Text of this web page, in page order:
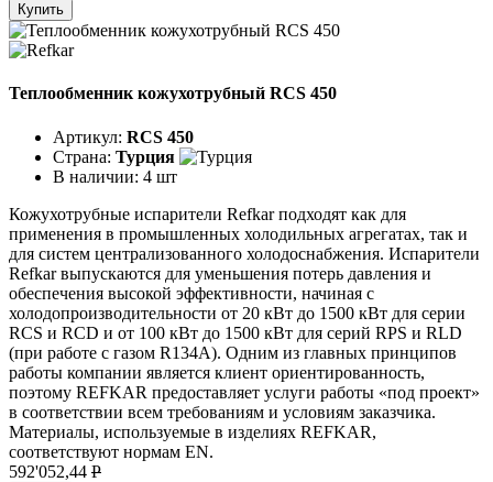
Купить
Теплообменник кожухотрубный RCS 450
Артикул: RCS 450
Страна: Турция
В наличии: 4 шт
Кожухотрубные испарители Refkar подходят как для
применения в промышленных холодильных агрегатах, так и
для систем централизованного холодоснабжения. Испарители
Refkar выпускаются для уменьшения потерь давления и
обеспечения высокой эффективности, начиная с
холодопроизводительности от 20 кВт до 1500 кВт для серии
RCS и RCD и от 100 кВт до 1500 кВт для серий RPS и RLD
(при работе с газом R134A). Одним из главных принципов
работы компании является клиент ориентированность,
поэтому REFKAR предоставляет услуги работы «под проект»
в соответствии всем требованиям и условиям заказчика.
Материалы, используемые в изделиях REFKAR,
соответствуют нормам EN.
592'052,44 P